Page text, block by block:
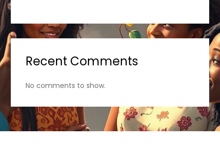
Recent Comments
No comments to show.